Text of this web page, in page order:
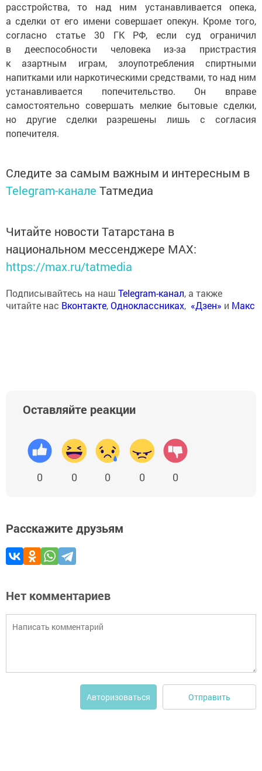
расстройства, то над ним устанавливается опека,
а сделки от его имени совершает опекун. Кроме того,
согласно статье 30 ГК РФ, если суд ограничил
в дееспособности человека из-за пристрастия
к азартным играм, злоупотребления спиртными
напитками или наркотическими средствами, то над ним
устанавливается попечительство. Он вправе
самостоятельно совершать мелкие бытовые сделки,
но другие сделки разрешены лишь с согласия
попечителя.
Следите за самым важным и интересным в
Telegram-канале Татмедиа
Читайте новости Татарстана в
национальном мессенджере MАХ:
https://max.ru/tatmedia
Подписывайтесь на наш Telegram-канал, а также
читайте нас Вконтакте,Одноклассниках, «Дзен» и Макс
Оставляйте реакции
0 0 0 0 0
Расскажите друзьям
Нет комментариев
Авторизоваться Отправить